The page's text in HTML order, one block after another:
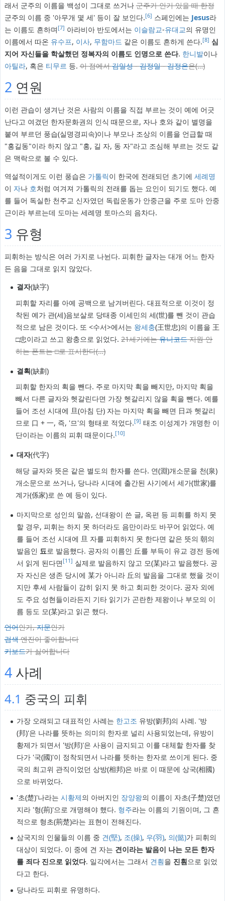
래서 군주의 이름을 백성이 그대로 쓰거나군주가 인기 있을 때 한정
군주의 이름 중 '아무개 몇 세' 등이 잘 보인다.[6] 스페인에는 Jesus라
는 이름도 흔하며[7] 아라비아 반도에서는 이슬람교-유대교의 유명인
이름에서 따온 유수프, 이사, 무함마드 같은 이름도 흔하게 쓴다.[8] 심
지어 자신들을 학살했던 정복자의 이름도 인명으로 쓴다. 한니발이나
아틸라, 혹은 티무르 등.이 점에서김일성-김정일-김정은은(…)
2 연원
이런 관습이 생겨난 것은 사람의 이름을 직접 부르는 것이 예에 어긋
난다고 여겼던 한자문화권의 인식 때문으로, 자나 호와 같이 별명을
붙여 부르던 풍습(실명경피속)이나 부모나 조상의 이름을 언급할 때
"홍길동"이라 하지 않고 "홍, 길 자, 동 자"라고 조심해 부르는 것도 같
은 맥락으로 볼 수 있다.
역설적이게도 이런 풍습은 가톨릭이 한국에 전래되던 초기에 세례명
이 자나 호처럼 여겨져 가톨릭의 전래를 돕는 요인이 되기도 했다. 예
를 들어 독실한 천주교 신자였던 독립운동가 안중근을 주로 도마 안중
근이라 부르는데 도마는 세례명 토마스의 음차다.
3 유형
피휘하는 방식은 여러 가지로 나뉜다. 피휘한 글자는 대개 어느 한자
든 음을 그대로 읽지 않았다.
결자(缺字)
피휘할 자리를 아예 공백으로 남겨버린다. 대표적으로 이것이 정
착된 예가 관(세)음보살로 당태종 이세민의 세(世)를 뺀 것이 관습
적으로 남은 것이다. 또 <수서>에서는 왕세충(王世忠)의 이름을 王
□忠이라고 쓰고 왕충으로 읽었다.21세기에는유니코드지원 안
하는 폰트는 □로 표시한다(…)
결획(缺劃)
피휘할 한자의 획을 뺀다. 주로 마지막 획을 빼지만, 마지막 획을
빼서 다른 글자와 헷갈린다면 가장 헷갈리지 않을 획을 뺀다. 예를
들어 조선 시대에 旦(아침 단) 자는 마지막 획을 빼면 日과 헷갈리
므로 口 + 一, 즉, '므'의 형태로 적었다.[9] 태조 이성계가 개명한 이
단이라는 이름의 피휘 때문이다.[10]
대자(代字)
해당 글자와 뜻은 같은 별도의 한자를 쓴다. 연(淵)개소문을 천(泉)
개소문으로 쓰거나, 당나라 시대에 출간된 사기에서 세가(世家)를
계가(係家)로 쓴 예 등이 있다.
마지막으로 성인의 말씀, 선대왕이 쓴 글, 옥편 등 피휘를 하지 못
할 경우, 피휘는 하지 못 하더라도 음만이라도 바꾸어 읽었다. 예
를 들어 조선 시대에 旦 자를 피휘하지 못 한다면 같은 뜻의 朝의
발음인 됴로 발음했다. 공자의 이름인 丘를 부득이 유교 경전 등에
서 읽게 된다면[11] 실제로 발음하지 않고 모(某)라고 발음했다. 공
자 자신은 생존 당시에 某가 아니라 丘의 발음을 그대로 했을 것이
지만 후세 사람들이 감히 읽지 못 하고 회피한 것이다. 공자 외에
도 주요 성현들이라든지 기타 읽기가 곤란한 제왕이나 부모의 이
름 등도 모(某)라고 읽곤 했다.
언어인가,지문인가
검색엔진이 좋아합니다
키보드가 싫어합니다
4사례
4.1 중국의 피휘
가장 오래되고 대표적인 사례는 한고조 유방(劉邦)의 사례. '방
(邦)'은 나라를 뜻하는 의미의 한자로 널리 사용되었는데, 유방이
황제가 되면서 '방(邦)'은 사용이 금지되고 이를 대체할 한자를 찾
다가 '국(國)'이 정착되면서 나라를 뜻하는 한자로 쓰이게 된다. 중
국의 최고위 관직이었던 상방(相邦)은 바로 이 때문에 상국(相國)
으로 바뀌었다.
'초(楚)'나라는 시황제의 아버지인 장양왕의 이름이 자초(子楚)였던
지라 '형(荊)'으로 개명해야 했다. 형주라는 이름의 기원이며, 그 흔
적으로 형초(荊楚)라는 표현이 전해진다.
삼국지의 인물들의 이름 중 견(堅), 조(操), 우(羽), 의(懿)가 피휘의
대상이 되었다. 이 중에 견 자는 견이라는 발음이 나는 모든 한자
를 죄다 진으로 읽었다. 일각에서는 그래서 견훤을 진훤으로 읽었
다고 한다.
당나라도 피휘로 유명하다.